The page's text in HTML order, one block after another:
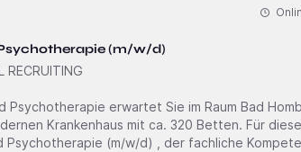
(m/w/d)
RECRUITING
Psychotherapie erwartet Sie im Raum Bad
Krankenhaus mit ca. 320 Betten. Für